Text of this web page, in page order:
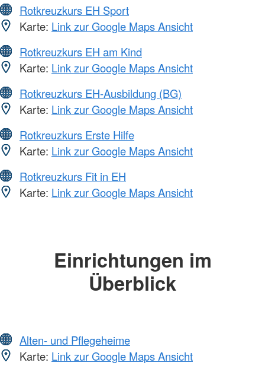
Rotkreuzkurs EH Sport
Karte: Link zur Google Maps Ansicht
Rotkreuzkurs EH am Kind
Karte: Link zur Google Maps Ansicht
Rotkreuzkurs EH-Ausbildung (BG)
Karte: Link zur Google Maps Ansicht
Rotkreuzkurs Erste Hilfe
Karte: Link zur Google Maps Ansicht
Rotkreuzkurs Fit in EH
Karte: Link zur Google Maps Ansicht
Einrichtungen im
Überblick
Alten- und Pflegeheime
Karte: Link zur Google Maps Ansicht